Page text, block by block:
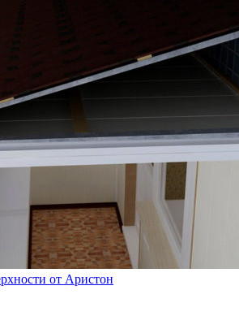
от Аристон